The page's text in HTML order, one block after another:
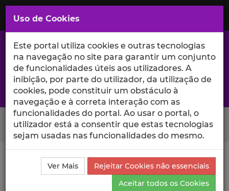
Saltar
para
Conteúdo
Principal
A excelência da investigação e ciência no Iscte
Search Button
Ciência_Iscte Publicações
Índice de Impacto de
Uso de Cookies
Este portal utiliza cookies e outras tecnologias
na navegação no site para garantir um conjunto
de funcionalidades úteis aos utilizadores. A
inibição, por parte do utilizador, da utilização de
cookies, pode constituir um obstáculo à
navegação e à correta interação com as
funcionalidades do portal. Ao usar o portal, o
utilizador está a consentir que estas tecnologias
sejam usadas nas funcionalidades do mesmo.
Ver Mais
Rejeitar Cookies não essenciais
Aceitar todos os Cookies